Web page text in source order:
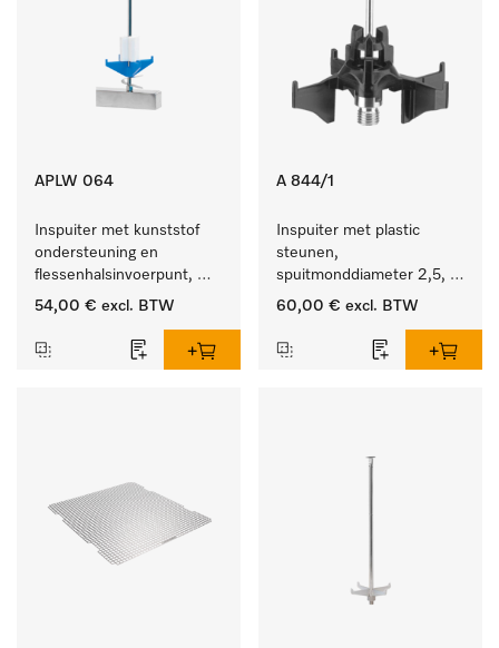
APLW 064
Inspuiter met kunststof
ondersteuning en
flessenhalsinvoerpunt,
ster, Ø 6, lengte 225 mm.
54,00 € excl. BTW
A 844/1
Inspuiter met plastic
steunen,
spuitmonddiameter 2,5,
lengte 80 mm, 5 stuks.
60,00 € excl. BTW